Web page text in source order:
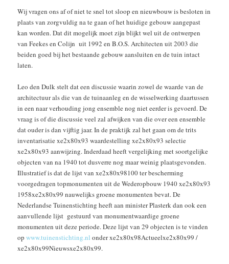
Wij vragen ons af of niet te snel tot sloop en nieuwbouw is besloten in
plaats van zorgvuldig na te gaan of het huidige gebouw aangepast
kan worden. Dat dit mogelijk moet zijn blijkt wel uit de ontwerpen
van Feekes en Colijn uit 1992 en B.O.S. Architecten uit 2003 die
beiden goed bij het bestaande gebouw aansluiten en de tuin intact
laten.
Leo den Dulk stelt dat een discussie waarin zowel de waarde van de
architectuur als die van de tuinaanleg en de wisselwerking daartussen
in een naar verhouding jong ensemble nog niet eerder is gevoerd. De
vraag is of die discussie veel zal afwijken van die over een ensemble
dat ouder is dan vijftig jaar. In de praktijk zal het gaan om de trits
inventarisatie xe2x80x93 waardestelling xe2x80x93 selectie
xe2x80x93 aanwijzing. Inderdaad heeft vergelijking met soortgelijke
objecten van na 1940 tot dusverre nog maar weinig plaatsgevonden.
Illustratief is dat de lijst van xe2x80x98100 ter bescherming
voorgedragen topmonumenten uit de Wederopbouw 1940 xe2x80x93
1958xe2x80x99 nauwelijks groene monumenten bevat. De
Nederlandse Tuinenstichting heeft aan minister Plasterk dan ook een
aanvullende lijst gestuurd van monumentwaardige groene
monumenten uit deze periode. Deze lijst van 29 objecten is te vinden
opwww.tuinenstichting.nl onder xe2x80x98Actueelxe2x80x99 /
xe2x80x99Nieuwsxe2x80x99.